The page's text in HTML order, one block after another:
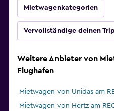
Mietwagenkategorien
Vervollständige deinen
Weitere Anbieter von
Flughafen
Mietwagen von Unidas am
Mietwagen von Hertz am